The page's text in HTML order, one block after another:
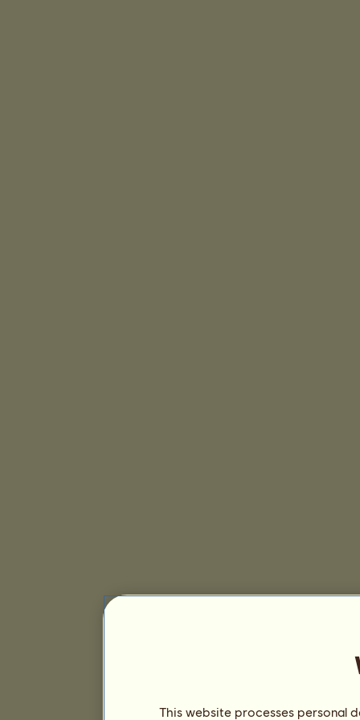
This website processes personal